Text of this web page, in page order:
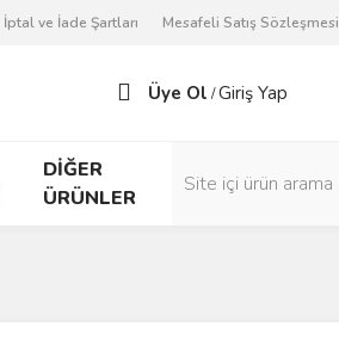
İptal ve İade Şartları Mesafeli Satış Sözleşmesi
Üye Ol /Giriş Yap
DİĞER
ÜRÜNLER